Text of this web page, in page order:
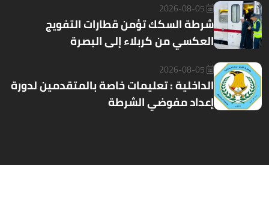
2026-08-05
شرطة السكك تؤمن قطارات التفويج
العكسي من كربلاء إلى البصرة
2026-08-05
الداخلية : تعليمات خاصة بالمتقدمين لدورة
إعداد مفوضي الشرطة